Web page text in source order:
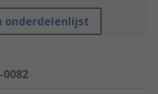
onderdelenlijst
0082